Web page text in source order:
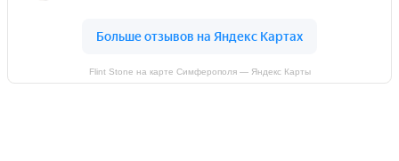
Flint Stone на карте Симферополя — Яндекс Карты